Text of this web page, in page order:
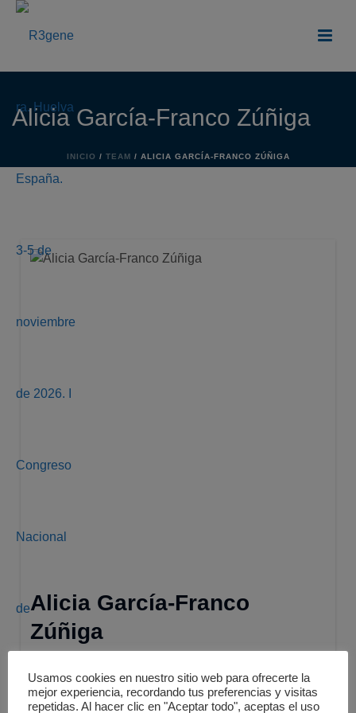
Alicia García-Franco Zúñiga
INICIO / TEAM / ALICIA GARCÍA-FRANCO ZÚÑIGA
Alicia García-Franco
Zúñiga
La Recuperación Y El Reciclaje
Usamos cookies en nuestro sitio web para ofrecerte la
mejor experiencia, recordando tus preferencias y visitas
repetidas. Al hacer clic en "Aceptar todo", aceptas el uso